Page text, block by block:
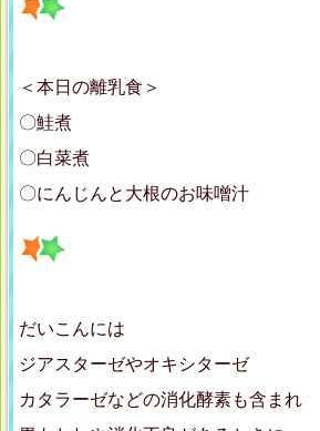
＜本日の離乳食＞
〇鮭煮
〇白菜煮
〇にんじんと大根のお味噌汁
だいこんには
ジアスターゼやオキシターゼ
カタラーゼなどの消化酵素も含まれ